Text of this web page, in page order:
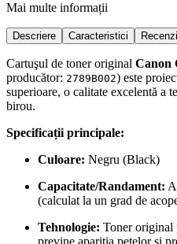
Mai multe informații
Descriere Caracteristici
Cartuşul de toner original Canon
producător: 2789B002) este
superioare, o calitate excelentă a
birou.
Specificații principale:
Culoare: Negru (Black)
Capacitate/Randament:
(calculat la un grad de
Tehnologie: Toner original